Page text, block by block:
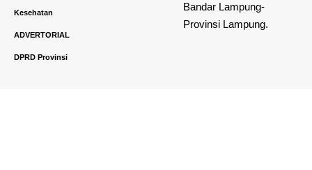
Kesehatan
ADVERTORIAL
DPRD Provinsi
Bandar Lampung-
Provinsi Lampung.